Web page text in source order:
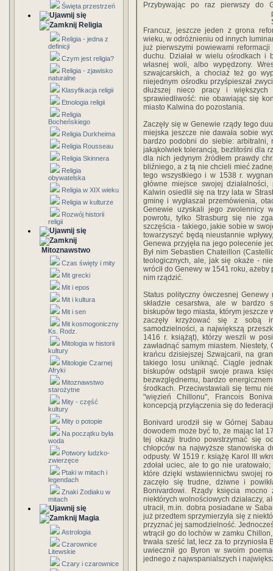
Święta przestrzeń
Religia
Religia - jedna z
definicji
Czym jest religia?
Religia - zjawisko
naturalne
Klasyfikacja religii
Etnologia religii
Religia
Bocheńskiego
Religia Durkheima
Religia Rousseau
Religia Skinnera
Religia
obywatelska
Religia w XIX wieku
Religia w kulturze
Rozwój historii
religii
Mitoznawstwo
Czas święty i mity
Mit grecki
Mit i epos
Mit i kultura
Mit i sen
Mit kosmogoniczny
Ks. Rodz.
Mitologia w historii
kultury
Mitologie Czarnej
Afryki
Mitoznawstwo
starożytne
Mity - część
kultury
Mity o potopie
Na początku była
woda
Potwory ludzko-
zwierzęce
Ptaki w mitach i
legendach
Znaki Zodiaku w
mitach
Magia
Astrologia
Czarownice
Litewskie
Czary i czarownice
Przybywając po raz pierwszy do
Francuz, jeszcze jeden z grona
wieku, w odróżnieniu od innych
już pierwszymi powiewami
duchu. Działał w wielu ośrodkach i
własnej woli, albo wypędzony.
szwajcarskich, a chociaż też go
niejednym ośrodku przyśpieszał
dłuższej nieco pracy i
sprawiedliwość: nie obawiając się
miasto Kalwina do pozostania.
Zaczęły się w Genewie rządy tego
miejska jeszcze nie dawała sobie
bardzo podobni do siebie: arbitralni,
jakąkolwiek tolerancją, bezlitośni dla
dla nich jedynym źródłem prawdy
bliźniego, a z tą nie chcieli mieć
tego wszystkiego i w 1538 r.
główne miejsce swojej
Kalwin osiedlił się na trzy lata w
gminę i wygłaszał przemówienia,
Genewie uzyskali jego zwolennicy
powrotu, tylko Strasburg się nie
szczęścia - takiego, jakie sobie w
towarzyszyć będą nieustannie
Genewa przyjęła na jego polecenie
Był nim Sebastien Chateillon
teologicznych, ale, jak się okaże -
wrócił do Genewy w 1541 roku,
nim rządzić.
Status polityczny ówczesnej
składzie cesarstwa, ale w bardzo
biskupów tego miasta, którym jeszcze
zaczęły krzyżować się z sobą
samodzielności, a największą
1416 r. książąt), którzy weszli w
zawładnąć samym miastem.
krańcu dzisiejszej Szwajcarii, na
takiego losu uniknąć. Ciągle
biskupów odstąpił swoje prawa
bezwzględnemu, bardzo
środkach. Przeciwstawiali się temu
"więzień Chillonu", Francois
koncepcją przyłączenia się do
Bonivard urodził się w Górnej
dowodem może być to, że mając lat
tej okazji trudno powstrzymać się
chłopców na najwyższe stanowiska
odpusty. W 1519 r. książę Karol III
zdołał uciec, ale to go nie
które dzięki wstawiennictwu swojej
zaczęło się trudne, dziwne i
Bonivardowi. Rządy księcia mocno
niektórych wolnościowych działaczy,
utracił, m.in. dobra posiadane w
już przedtem sprzymierzyła się z
przyznać jej samodzielność.
wtrącił go do lochów w zamku
trwała sześć lat, lecz za to
uwiecznił go Byron w swoim
jednego z najwspanialszych i